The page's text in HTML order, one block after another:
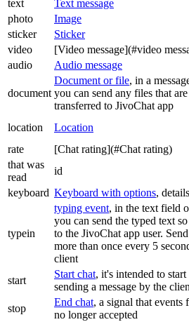
text
Text message
photo
Image
sticker
Sticker
video
[Video message](#video
audio
Audio message
document
Document or file, in a
you can send any files that
transferred to JivoChat app
location Location
rate
[Chat rating](#Chat rating)
that was
read
id
keyboard Keyboard with options,
typein
typing event, in the text field
you can send the typed text
to the JivoChat app user.
more than once every 5
client
start
Start chat, it's intended to
sending a message by the
stop
End chat, a signal that events
no longer accepted